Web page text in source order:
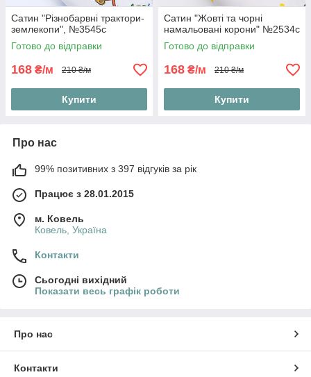
Сатин "Різнобарвні трактори-
землекопи", №3545с
Готово до відправки
168 ₴/м 210 ₴/м
Купити
Сатин "Жовті та чорні
намальовані корони" №2534с
Готово до відправки
168 ₴/м 210 ₴/м
Купити
Про нас
99% позитивних з 397 відгуків за рік
Працює з 28.01.2015
м. Ковель
Ковель, Україна
Контакти
Сьогодні вихідний
Показати весь графік роботи
Про нас
Контакти